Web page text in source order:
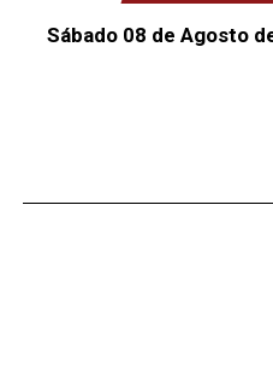
Sábado 08 de Agosto